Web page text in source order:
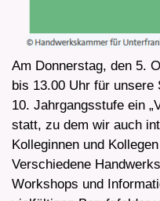
Am Donnerstag, den 5.
bis 13.00 Uhr für unsere
10. Jahrgangsstufe ein
statt, zu dem wir auch
Kolleginnen und
Verschiedene
Workshops und